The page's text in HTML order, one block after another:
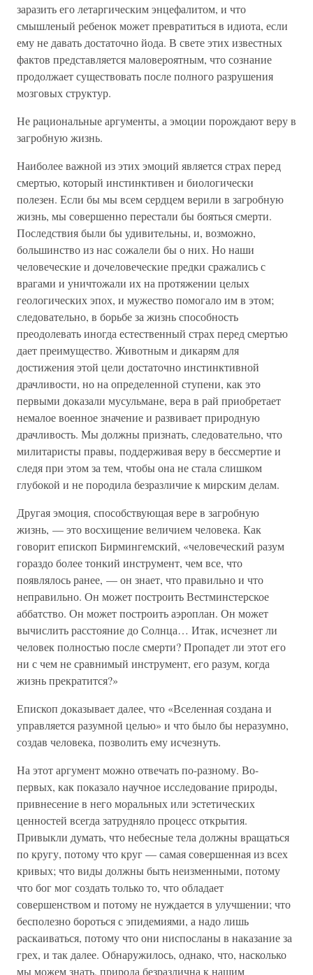
заразить его летаргическим энцефалитом, и что
смышленый ребенок может превратиться в идиота, если
ему не давать достаточно йода. В свете этих известных
фактов представляется маловероятным, что сознание
продолжает существовать после полного разрушения
мозговых структур.
Не рациональные аргументы, а эмоции порождают веру в
загробную жизнь.
Наиболее важной из этих эмоций является страх перед
смертью, который инстинктивен и биологически
полезен. Если бы мы всем сердцем верили в загробную
жизнь, мы совершенно перестали бы бояться смерти.
Последствия были бы удивительны, и, возможно,
большинство из нас сожалели бы о них. Но наши
человеческие и дочеловеческие предки сражались с
врагами и уничтожали их на протяжении целых
геологических эпох, и мужество помогало им в этом;
следовательно, в борьбе за жизнь способность
преодолевать иногда естественный страх перед смертью
дает преимущество. Животным и дикарям для
достижения этой цели достаточно инстинктивной
драчливости, но на определенной ступени, как это
первыми доказали мусульмане, вера в рай приобретает
немалое военное значение и развивает природную
драчливость. Мы должны признать, следовательно, что
милитаристы правы, поддерживая веру в бессмертие и
следя при этом за тем, чтобы она не стала слишком
глубокой и не породила безразличие к мирским делам.
Другая эмоция, способствующая вере в загробную
жизнь, — это восхищение величием человека. Как
говорит епископ Бирмингемский, «человеческий разум
гораздо более тонкий инструмент, чем все, что
появлялось ранее, — он знает, что правильно и что
неправильно. Он может построить Вестминстерское
аббатство. Он может построить аэроплан. Он может
вычислить расстояние до Солнца… Итак, исчезнет ли
человек полностью после смерти? Пропадет ли этот его
ни с чем не сравнимый инструмент, его разум, когда
жизнь прекратится?»
Епископ доказывает далее, что «Вселенная создана и
управляется разумной целью» и что было бы неразумно,
создав человека, позволить ему исчезнуть.
На этот аргумент можно отвечать по-разному. Во-
первых, как показало научное исследование природы,
привнесение в него моральных или эстетических
ценностей всегда затрудняло процесс открытия.
Привыкли думать, что небесные тела должны вращаться
по кругу, потому что круг — самая совершенная из всех
кривых; что виды должны быть неизменными, потому
что бог мог создать только то, что обладает
совершенством и потому не нуждается в улучшении; что
бесполезно бороться с эпидемиями, а надо лишь
раскаиваться, потому что они ниспосланы в наказание за
грех, и так далее. Обнаружилось, однако, что, насколько
мы можем знать, природа безразлична к нашим